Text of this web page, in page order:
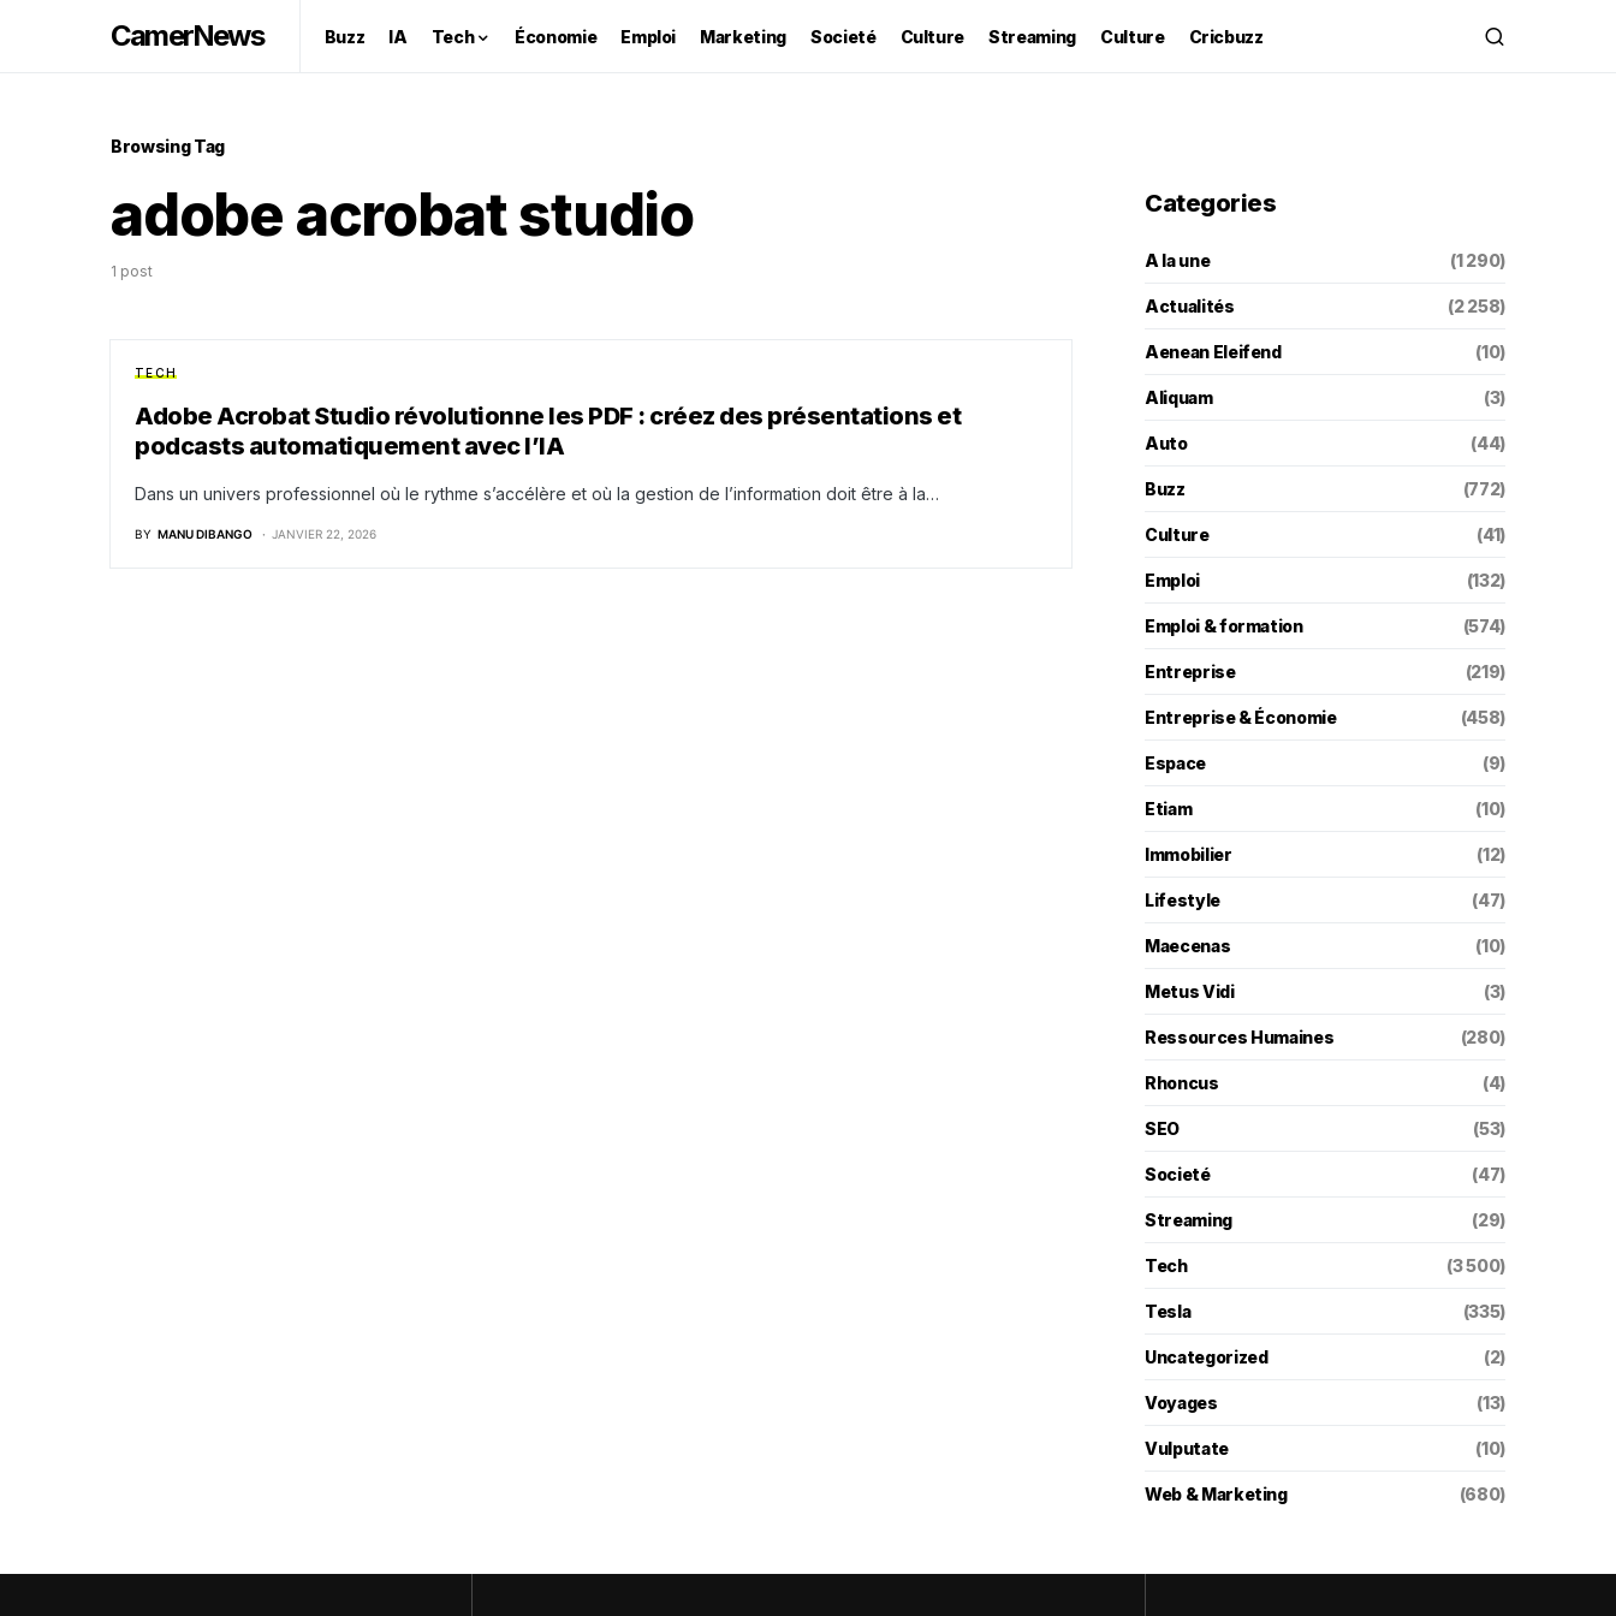
CamerNews Buzz IA Tech Économie Emploi Marketing Societé Culture Streaming Culture Cricbuzz
Browsing Tag
adobe acrobat studio
1 post
TECH
Adobe Acrobat Studio révolutionne les PDF : créez des présentations et
podcasts automatiquement avec l’IA
Dans un univers professionnel où le rythme s’accélère et où la gestion de l’information doit être à la…
BY MANU DIBANGO JANVIER 22, 2026
Categories
A la une (1 290)
Actualités (2 258)
Aenean Eleifend (10)
Aliquam (3)
Auto (44)
Buzz (772)
Culture (41)
Emploi (132)
Emploi & formation (574)
Entreprise (219)
Entreprise & Économie (458)
Espace (9)
Etiam (10)
Immobilier (12)
Lifestyle (47)
Maecenas (10)
Metus Vidi (3)
Ressources Humaines (280)
Rhoncus (4)
SEO (53)
Societé (47)
Streaming (29)
Tech (3 500)
Tesla (335)
Uncategorized (2)
Voyages (13)
Vulputate (10)
Web & Marketing (680)